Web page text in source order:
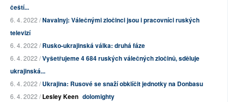
čeští...
6. 4. 2022 /Navalnyj: Válečnými zločinci jsou i pracovníci ruských
televizí
6. 4. 2022 /Rusko-ukrajinská válka: druhá fáze
6. 4. 2022 /Vyšetřujeme 4 684 ruských válečných zločinů, sděluje
ukrajinská...
6. 4. 2022 /Ukrajina: Rusové se snaží obklíčit jednotky na Donbasu
6. 4. 2022 /Lesley Keen dolomighty